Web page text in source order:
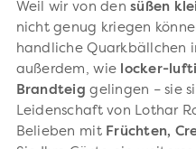
Weil wir von densüßen
nicht genug kriegen
handliche Quarkbällchen
außerdem, wie locker-
Brandteig gelingen – sie
Leidenschaft von Lothar
Belieben mit Früchten,